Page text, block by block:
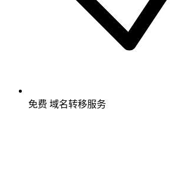
免费 域名转移服务